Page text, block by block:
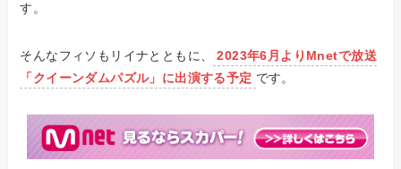
す。
そんなフィソもリイナとともに、
2023年6月よりMnetで放送
「クイーンダムパズル」に出演する予定 です。